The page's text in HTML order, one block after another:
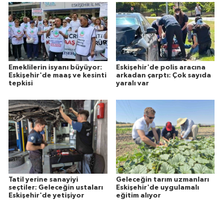
Emeklilerin isyanı büyüyor:
Eskişehir'de maaş ve kesinti
tepkisi
Eskişehir'de polis aracına
arkadan çarptı: Çok sayıda
yaralı var
Tatil yerine sanayiyi
seçtiler: Geleceğin ustaları
Eskişehir'de yetişiyor
Geleceğin tarım uzmanları
Eskişehir'de uygulamalı
eğitim alıyor